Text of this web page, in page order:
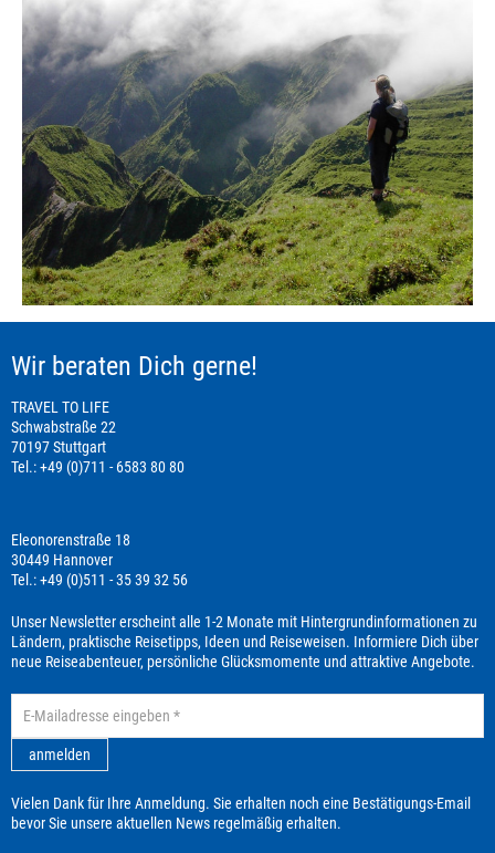
Wir beraten Dich gerne!
TRAVEL TO LIFE
Schwabstraße 22
70197 Stuttgart
Tel.: +49 (0)711 - 6583 80 80
Eleonorenstraße 18
30449 Hannover
Tel.: +49 (0)511 - 35 39 32 56
Unser Newsletter erscheint alle 1-2 Monate mit Hintergrundinformationen zu
Ländern, praktische Reisetipps, Ideen und Reiseweisen. Informiere Dich über
neue Reiseabenteuer, persönliche Glücksmomente und attraktive Angebote.
anmelden
Vielen Dank für Ihre Anmeldung. Sie erhalten noch eine Bestätigungs-Email
bevor Sie unsere aktuellen News regelmäßig erhalten.